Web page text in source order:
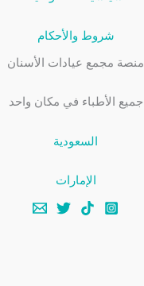
شروط والأحكام
منصة مجمع عيادات الأسنان
جميع الأطباء في مكان واحد
السعودية
الإمارات